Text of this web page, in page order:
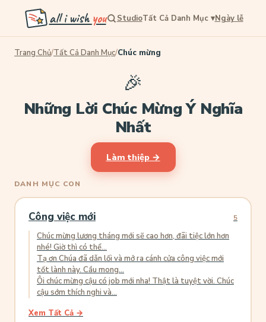
all i wish you StudioTất Cả Danh Mục ▾Ngày lễ
Trang Chủ/Tất Cả Danh Mục/Chúc mừng
🎉
Những Lời Chúc Mừng Ý Nghĩa
Nhất
Làm thiệp →
DANH MỤC CON
Công việc mới 5
Chúc mừng lương tháng mới sẽ cao hơn, đãi tiệc lớn hơn
nhé! Giờ thì có thể...
Tạ ơn Chúa đã dẫn lối và mở ra cánh cửa công việc mới
tốt lành này. Cầu mong...
Ôi chúc mừng cậu có job mới nha! Thật là tuyệt vời. Chúc
cậu sớm thích nghi và...
Xem Tất Cả →